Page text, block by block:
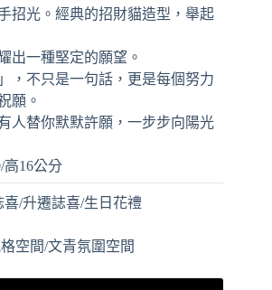
招光。經典的招財貓造型，舉起
出一種堅定的願望。
，不只是一句話，更是每個努力
願。
人替你默默許願，一步步向陽光
高16公分
/升遷誌喜/生日花禮
空間/文青氛圍空間